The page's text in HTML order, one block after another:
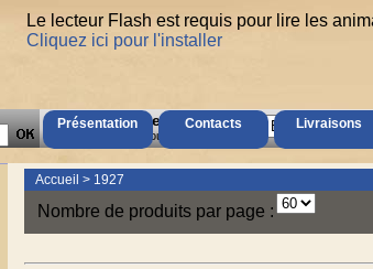
Présentation Contacts Livraisons
Le lecteur Flash est requis pour lire les
Cliquez ici pour l'installer
AccÃ¨s Client
Mot de passe oubliÃ© ?
Accueil > 1927
Nombre de produits par page :